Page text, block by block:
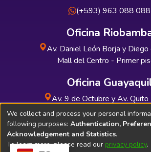
(+593) 963 088 088
Oficina
Av. Daniel León Borja y Diego
Mall del Centro - Primer
Oficina
Av. 9 de Octubre y Av. Quito
INDUAUTO - Planta
We collect and process your personal
following purposes: Authentication,
Acknowledgement and Statistics.
To learn more, please read our privacy policy.